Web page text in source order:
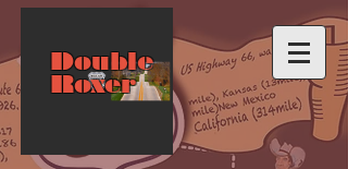
Double
Roxer